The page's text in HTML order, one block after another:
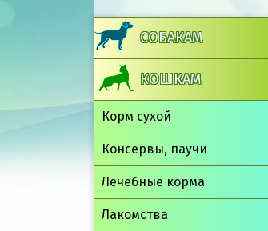
СОБАКАМ
КОШКАМ
Корм сухой
Консервы, паучи
Лечебные корма
Лакомства